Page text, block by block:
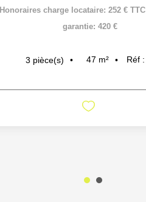
Honoraires charge locataire: 252 € TTC
garantie: 420 €
3 pièce(s) 47 m² Réf :